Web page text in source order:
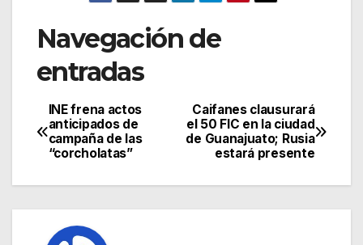
Navegación de
entradas
Caifanes clausurará
el 50 FIC en la ciudad
de Guanajuato; Rusia
estará presente
INE frena actos
anticipados de
campaña de las
“corcholatas”